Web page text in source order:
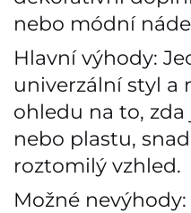
nebo módní
Hlavní výhody:
univerzální styl a
ohledu na to, zda
nebo plastu,
roztomilý vzhled.
Možné